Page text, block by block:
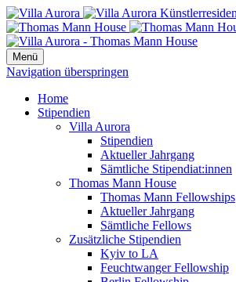
Menü
Navigation überspringen
Home
Stipendien
Villa Aurora
Stipendien
Aktueller Jahrgang
Sämtliche Stipendiat:innen
Thomas Mann House
Thomas Mann Fellowships
Aktueller Jahrgang
Sämtliche Fellows
Zusätzliche Stipendien
Kyiv to LA
Feuchtwanger Fellowship